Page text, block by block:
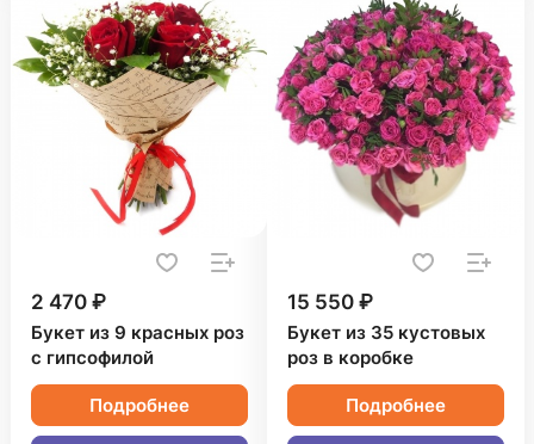
2 470 ₽
Букет из 9 красных роз
с гипсофилой
Подробнее
15 550 ₽
Букет из 35 кустовых
роз в коробке
Подробнее